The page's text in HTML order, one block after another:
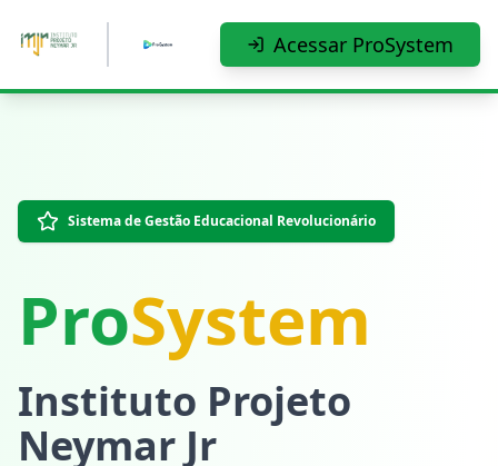
Pular para o conteúdo principal
Acessar ProSystem
Sistema de Gestão Educacional Revolucionário
ProSystem
Instituto Projeto
Neymar Jr